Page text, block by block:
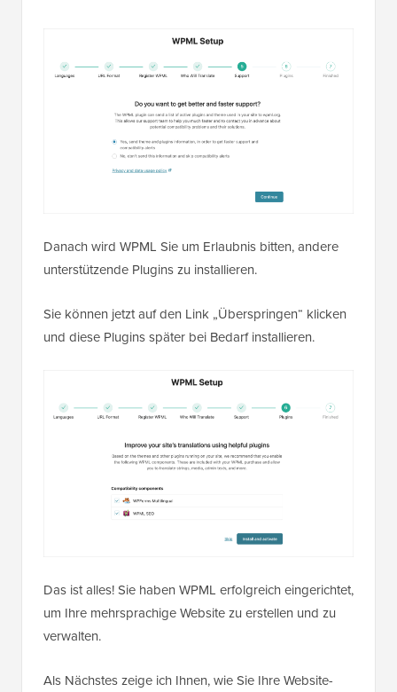
Danach wird WPML Sie um Erlaubnis bitten, andere
unterstützende Plugins zu installieren.
Sie können jetzt auf den Link „Überspringen“ klicken
und diese Plugins später bei Bedarf installieren.
Das ist alles! Sie haben WPML erfolgreich eingerichtet,
um Ihre mehrsprachige Website zu erstellen und zu
verwalten.
Als Nächstes zeige ich Ihnen, wie Sie Ihre Website-